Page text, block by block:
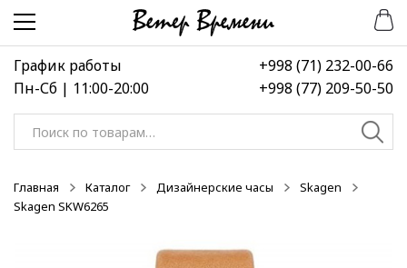
Перейти
навигации
Перейти
содержимому
График работы
Пн-Сб | 11:00-20:00
+998 (71) 232-00-66
+998 (77) 209-50-50
Искать:
Главная Каталог Дизайнерские часы
Skagen
Skagen SKW6265
-50%